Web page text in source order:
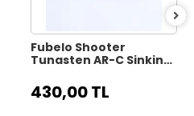
Fubelo Shooter
Tungsten AR-C Sinking
Mor Kafa
430,00 TL